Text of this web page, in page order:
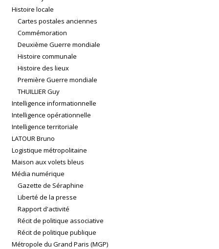
Histoire locale
Cartes postales anciennes
Commémoration
Deuxième Guerre mondiale
Histoire communale
Histoire des lieux
Première Guerre mondiale
THUILLIER Guy
Intelligence informationnelle
Intelligence opérationnelle
Intelligence territoriale
LATOUR Bruno
Logistique métropolitaine
Maison aux volets bleus
Média numérique
Gazette de Séraphine
Liberté de la presse
Rapport d'activité
Récit de politique associative
Récit de politique publique
Métropole du Grand Paris (MGP)